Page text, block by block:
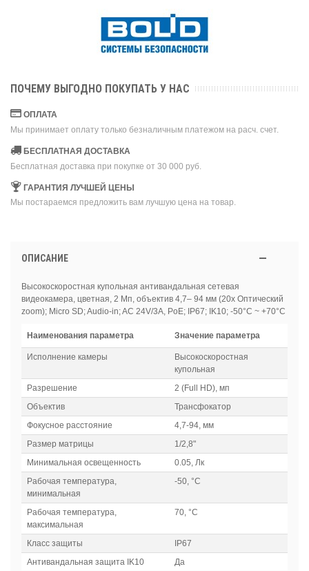
ПОЧЕМУ ВЫГОДНО ПОКУПАТЬ У НАС
ОПЛАТА
Мы принимает оплату только безналичным платежом на расч. счет.
БЕСПЛАТНАЯ ДОСТАВКА
Бесплатная доставка при покупке от 30 000 руб.
ГАРАНТИЯ ЛУЧШЕЙ ЦЕНЫ
Мы постараемся предложить вам лучшую цена на товар.
ОПИСАНИЕ
Высокоскоростная купольная антивандальная сетевая
видеокамера, цветная, 2 Мп, объектив 4,7– 94 мм (20x Оптический
zoom); Micro SD; Audio-in; AC 24V/3A, PoE; IP67; IK10; -50°C ~ +70°C
Наименования параметра Значение параметра
Исполнение камеры
Высокоскоростная
купольная
Разрешение
2 (Full HD), мп
Объектив
Трансфокатор
Фокусное расстояние
4,7-94, мм
Размер матрицы
1/2,8"
Минимальная освещенность
0.05, Лк
Рабочая температура,
минимальная
-50, °С
Рабочая температура,
максимальная
70, °С
Класс защиты
IP67
Антивандальная защита IK10
Да